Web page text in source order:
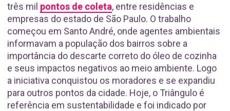
três mil pontos de coleta, entre residências e
empresas do estado de São Paulo. O trabalho
começou em Santo André, onde agentes ambientais
informavam a população dos bairros sobre a
importância do descarte correto do óleo de cozinha
e seus impactos negativos ao meio ambiente. Logo
a iniciativa conquistou os moradores e se expandiu
para outros pontos da cidade. Hoje, o Triângulo é
referência em sustentabilidade e foi indicado por